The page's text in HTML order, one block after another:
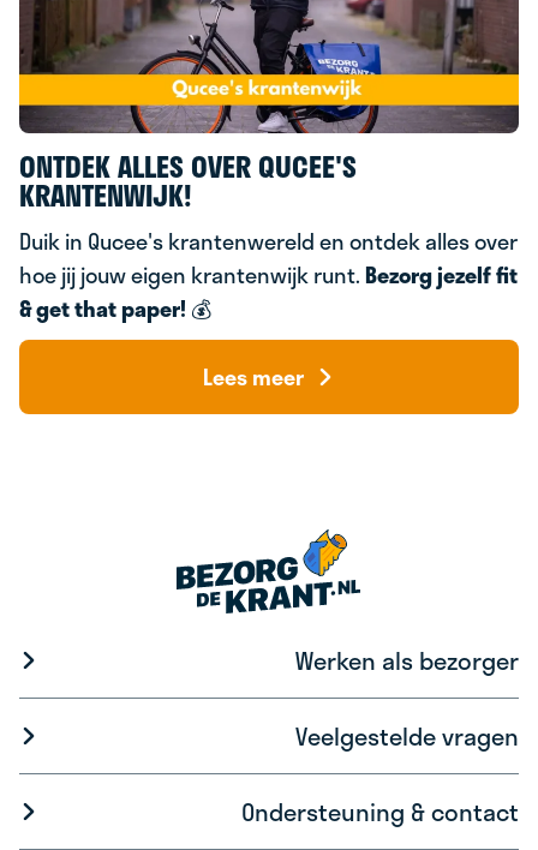
ONTDEK ALLES OVER QUCEE'S
KRANTENWIJK!
Duik in Qucee's krantenwereld en ontdek alles over
hoe jij jouw eigen krantenwijk runt.Bezorg jezelf fit
& get that paper! 💰
Lees meer
Werken als bezorger
Veelgestelde vragen
Ondersteuning & contact